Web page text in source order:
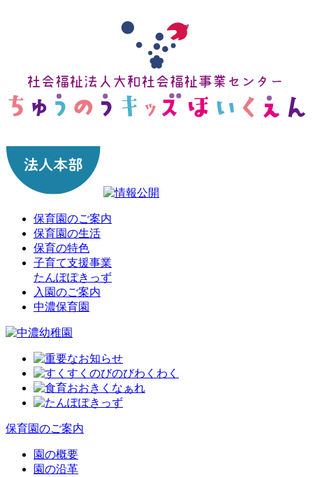
保育園のご案内
保育園の生活
保育の特色
子育て支援事業
たんぽぽきっず
入園のご案内
中濃保育園
保育園のご案内
園の概要
園の沿革